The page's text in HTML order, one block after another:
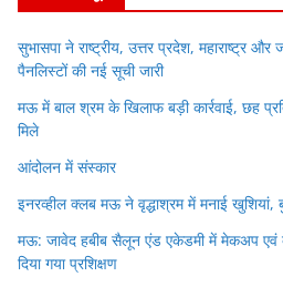
सुभासपा ने राष्ट्रीय, उत्तर प्रदेश, महाराष्ट्र
पैनलिस्टों की नई सूची जारी
मऊ में बाल श्रम के खिलाफ बड़ी कार्रवाई, छह
मिले
आंदोलन में संस्कार
इनरव्हील क्लब मऊ ने वृद्धाश्रम में मनाई खुशियां,
मऊ: जावेद हबीब सैलून एंड एकेडमी में मेकअप एवं
दिया गया प्रशिक्षण